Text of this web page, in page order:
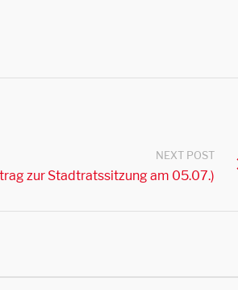
NEXT POST
zur Stadtratssitzung am 05.07.)